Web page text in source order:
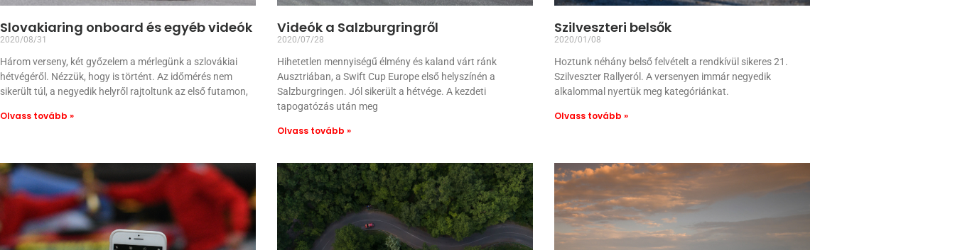
Slovakiaring onboard és egyéb videók
2020/08/31
Három verseny, két győzelem a mérlegünk a szlovákiai
hétvégéről. Nézzük, hogy is történt. Az időmérés nem
sikerült túl, a negyedik helyről rajtoltunk az első futamon,
Olvass tovább »
Videók a Salzburgringről
2020/07/28
Hihetetlen mennyiségű élmény és kaland várt ránk
Ausztriában, a Swift Cup Europe első helyszínén a
Salzburgringen. Jól sikerült a hétvége. A kezdeti
tapogatózás után meg
Olvass tovább »
Szilveszteri belsők
2020/01/08
Hoztunk néhány belső felvételt a rendkívül sikeres 21.
Szilveszter Rallyeról. A versenyen immár negyedik
alkalommal nyertük meg kategóriánkat.
Olvass tovább »